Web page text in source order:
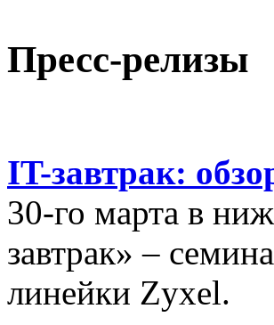
Пресс-релизы
IT-завтрак:
30-го марта в
завтрак» –
линейки Zyxel.